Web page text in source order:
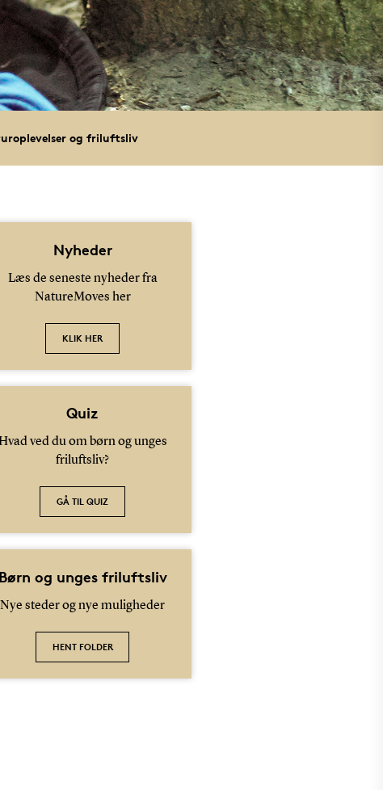
og friluftsliv
Nyheder
Læs de seneste nyheder fra
NatureMoves her
KLIK HER
Quiz
ved du om børn og unges
friluftsliv?
GÅ TIL QUIZ
Børn og unges friluftsliv
Nye steder og nye muligheder
HENT FOLDER